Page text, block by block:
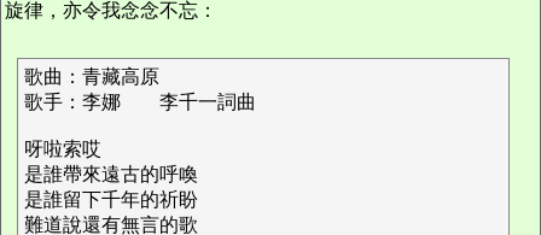
旋律，亦令我念念不忘：
歌曲：青藏高原
歌手：李娜 李千一詞曲
呀啦索哎
是誰帶來遠古的呼喚
是誰留下千年的祈盼
難道說還有無言的歌